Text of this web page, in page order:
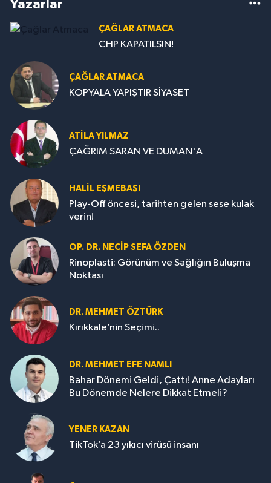
Yazarlar
ÇAĞLAR ATMACA
CHP KAPATILSIN!
ÇAĞLAR ATMACA
KOPYALA YAPIŞTIR SİYASET
ATILA YILMAZ
ÇAĞRIM SARAN VE DUMAN'A
HALIL EŞMEBAŞI
Play-Off öncesi, tarihten gelen sese kulak
verin!
OP. DR. NECIP SEFA ÖZDEN
Rinoplasti: Görünüm ve Sağlığın Buluşma
Noktası
DR. MEHMET ÖZTÜRK
Kırıkkale’nin Seçimi..
DR. MEHMET EFE NAMLI
Bahar Dönemi Geldi, Çattı! Anne Adayları
Bu Dönemde Nelere Dikkat Etmeli?
YENER KAZAN
TikTok’a 23 yıkıcı virüsü insanı